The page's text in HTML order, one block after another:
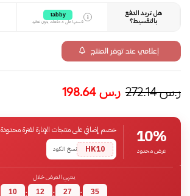
هل تريد الدفع
بالتقسيط؟
i
tabby
قسمها على 4 دفعات بدون تعقيد
إعلامي عند توفر المنتج
ر.س272.14 ر.س
10%
عرض محدود
خصم إضافي على منتجات الإنارة لفترة محدودة
HK10
نسخ الكود
ينتهي العرض خلال
10 : 12 : 27 : 34